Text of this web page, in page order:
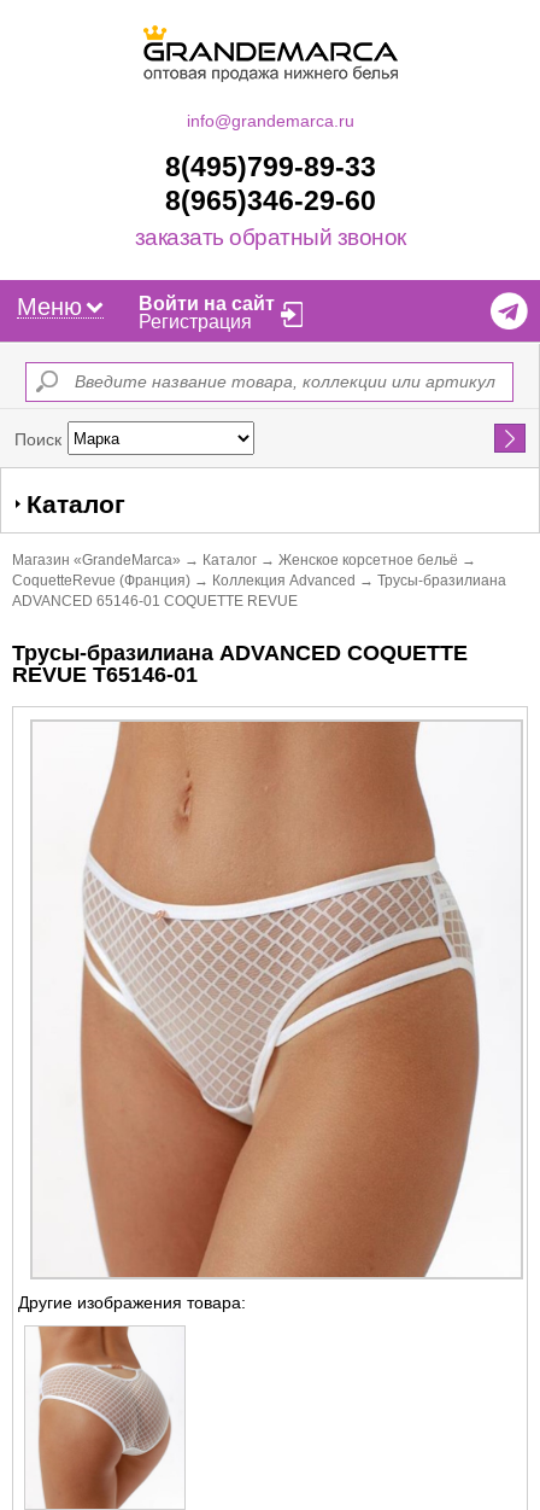
info@grandemarca.ru
8(495)799-89-33
8(965)346-29-60
заказать обратный звонок
Меню
Войти на сайт
Регистрация
Поиск Найти
Каталог
Магазин «GrandeMarca» → Каталог → Женское корсетное бельё →
CoquetteRevue (Франция) → Коллекция Advanced → Трусы-бразилиана
ADVANCED 65146-01 COQUETTE REVUE
Трусы-бразилиана ADVANCED COQUETTE
REVUE Т65146-01
Другие изображения товара: